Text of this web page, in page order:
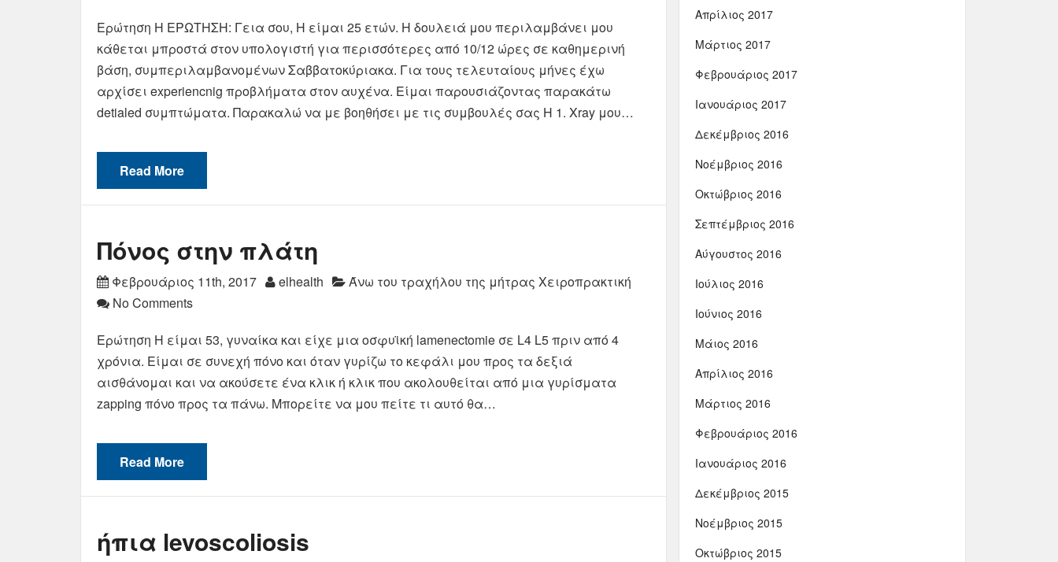
Ερώτηση Η ΕΡΩΤΗΣΗ: Γεια σου, Η είμαι 25 ετών. Η δουλειά μου περιλαμβάνει μου
κάθεται μπροστά στον υπολογιστή για περισσότερες από 10/12 ώρες σε καθημερινή
βάση, συμπεριλαμβανομένων Σαββατοκύριακα. Για τους τελευταίους μήνες έχω
αρχίσει experiencnig προβλήματα στον αυχένα. Είμαι παρουσιάζοντας παρακάτω
detialed συμπτώματα. Παρακαλώ να με βοηθήσει με τις συμβουλές σας Η 1. Xray μου…
Read More
Πόνος στην πλάτη
Φεβρουάριος 11th, 2017 elhealth
Άνω του τραχήλου της μήτρας Χειροπρακτική
No Comments
Ερώτηση Η είμαι 53, γυναίκα και είχε μια οσφυϊκή lamenectomie σε L4 L5 πριν από 4
χρόνια. Είμαι σε συνεχή πόνο και όταν γυρίζω το κεφάλι μου προς τα δεξιά
αισθάνομαι και να ακούσετε ένα κλικ ή κλικ που ακολουθείται από μια γυρίσματα
zapping πόνο προς τα πάνω. Μπορείτε να μου πείτε τι αυτό θα…
Read More
ήπια levoscoliosis
Απρίλιος 2017
Μάρτιος 2017
Φεβρουάριος 2017
Ιανουάριος 2017
Δεκέμβριος 2016
Νοέμβριος 2016
Οκτώβριος 2016
Σεπτέμβριος 2016
Αύγουστος 2016
Ιούλιος 2016
Ιούνιος 2016
Μάιος 2016
Απρίλιος 2016
Μάρτιος 2016
Φεβρουάριος 2016
Ιανουάριος 2016
Δεκέμβριος 2015
Νοέμβριος 2015
Οκτώβριος 2015